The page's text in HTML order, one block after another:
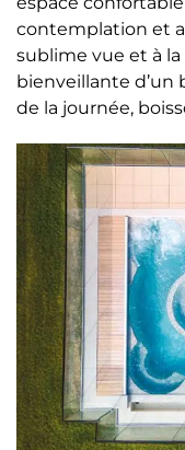
contemplation et
sublime vue et à
bienveillante d’un
de la journée,